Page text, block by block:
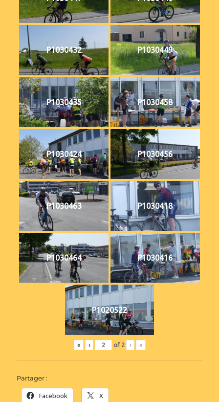
P1030432 P1030449
P1030435 P1030458
P1030424 P1030456
P1030463 P1030418
P1030464 P1030416
P1020522
« ‹ of 2 › »
Partager :
Facebook X